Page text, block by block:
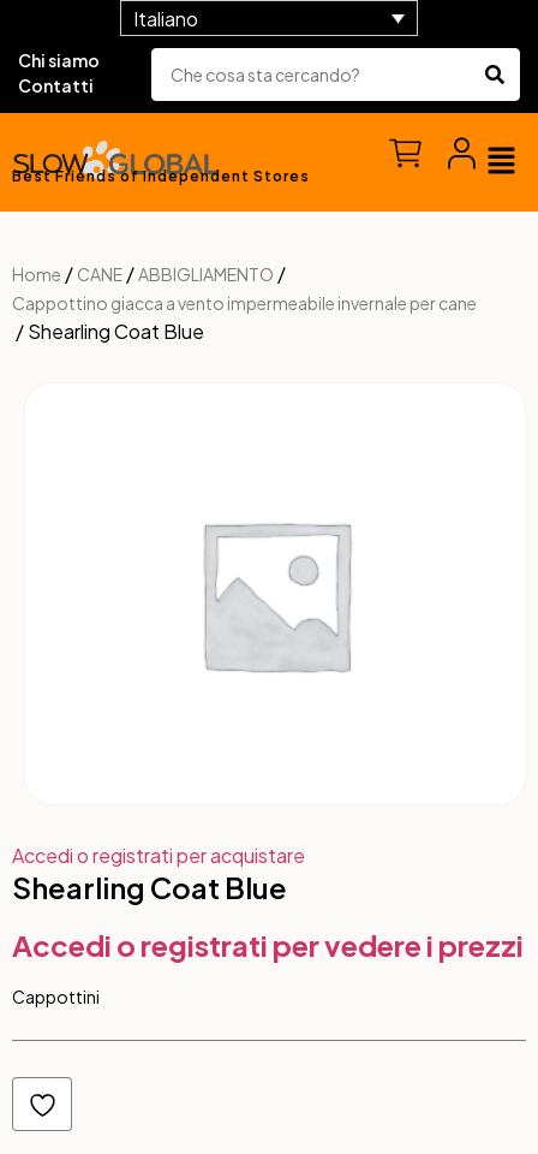
Italiano
Chi siamo
Contatti
Best Friends of Independent Stores
Home / CANE /ABBIGLIAMENTO /
Cappottino giacca a vento impermeabile invernale per cane
/ Shearling Coat Blue
Accedi o registrati per acquistare
Shearling Coat Blue
Accedi o registrati per vedere i prezzi
Cappottini